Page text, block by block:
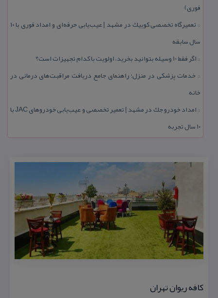
فوری)
::
تعمیرگاه تخصصی كوییك در مشهد | عیب‌یابی حرفه‌ای و امداد فوری با ۱۰
سال سابقه
:: اگر فقط 10 وسیله بتوانید بخرید، اولویت با كدام تجهیزات است؟
:: خدمات پزشكی در منزل؛ راهنمای جامع دریافت مراقبت‌های درمانی در
خانه
::
امداد خودرو جك در مشهد | تعمیر تخصصی و عیب‌یابی خودروهای JAC با
۱۰ سال تجربه
كافه ریوان تهران